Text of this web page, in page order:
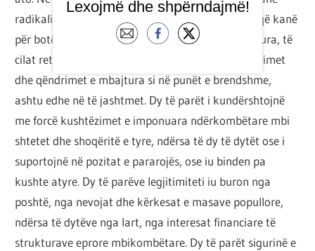
radikalisht të ndryshëm. Kjo dëftohet nga vizioni që kanë
për botën dhe vendin e tyre. Jo nga fjalët e përdorura, të
cilat retorikisht mund të ngjajnë disi, por nga veprimet
dhe qëndrimet e mbajtura si në punët e brendshme,
ashtu edhe në të jashtmet. Dy të parët i kundërshtojnë
me forcë kushtëzimet e imponuara ndërkombëtare mbi
shtetet dhe shoqëritë e tyre, ndërsa të dy të dytët ose i
suportojnë në pozitat e pararojës, ose iu binden pa
kushte atyre. Dy të parëve legjitimiteti iu buron nga
poshtë, nga nevojat dhe kërkesat e masave popullore,
ndërsa të dytëve nga lart, nga interesat financiare të
strukturave eprore mbikombëtare. Dy të parët sigurinë e
Lexojmë dhe shpërndajmë!